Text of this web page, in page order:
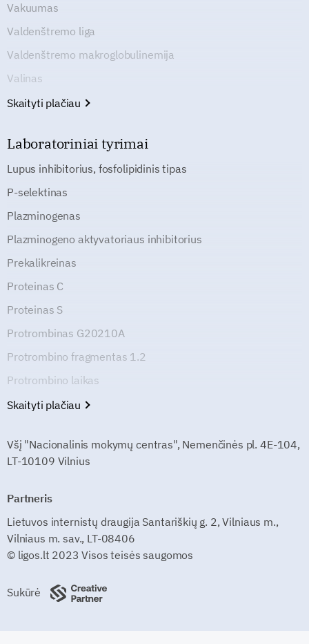
Vakuumas
Valdenštremo liga
Valdenštremo makroglobulinemija
Valinas
Skaityti plačiau
Laboratoriniai tyrimai
Lupus inhibitorius, fosfolipidinis tipas
P-selektinas
Plazminogenas
Plazminogeno aktyvatoriaus inhibitorius
Prekalikreinas
Proteinas C
Proteinas S
Protrombinas G20210A
Protrombino fragmentas 1.2
Protrombino laikas
Skaityti plačiau
Všį "Nacionalinis mokymų centras", Nemenčinės pl. 4E-104,
LT-10109 Vilnius
Partneris
Lietuvos internistų draugija Santariškių g. 2, Vilniaus m.,
Vilniaus m. sav., LT-08406
© ligos.lt 2023 Visos teisės saugomos
Sukūrė